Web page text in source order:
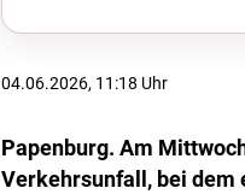
04.06.2026, 11:18 Uhr
Papenburg. Am
Verkehrsunfall, bei dem